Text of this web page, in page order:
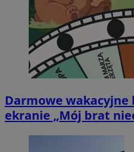
Darmowe wakacyjne
ekranie „Mój brat